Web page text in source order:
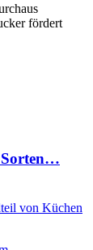
fördert
Sorten…
von Küchen